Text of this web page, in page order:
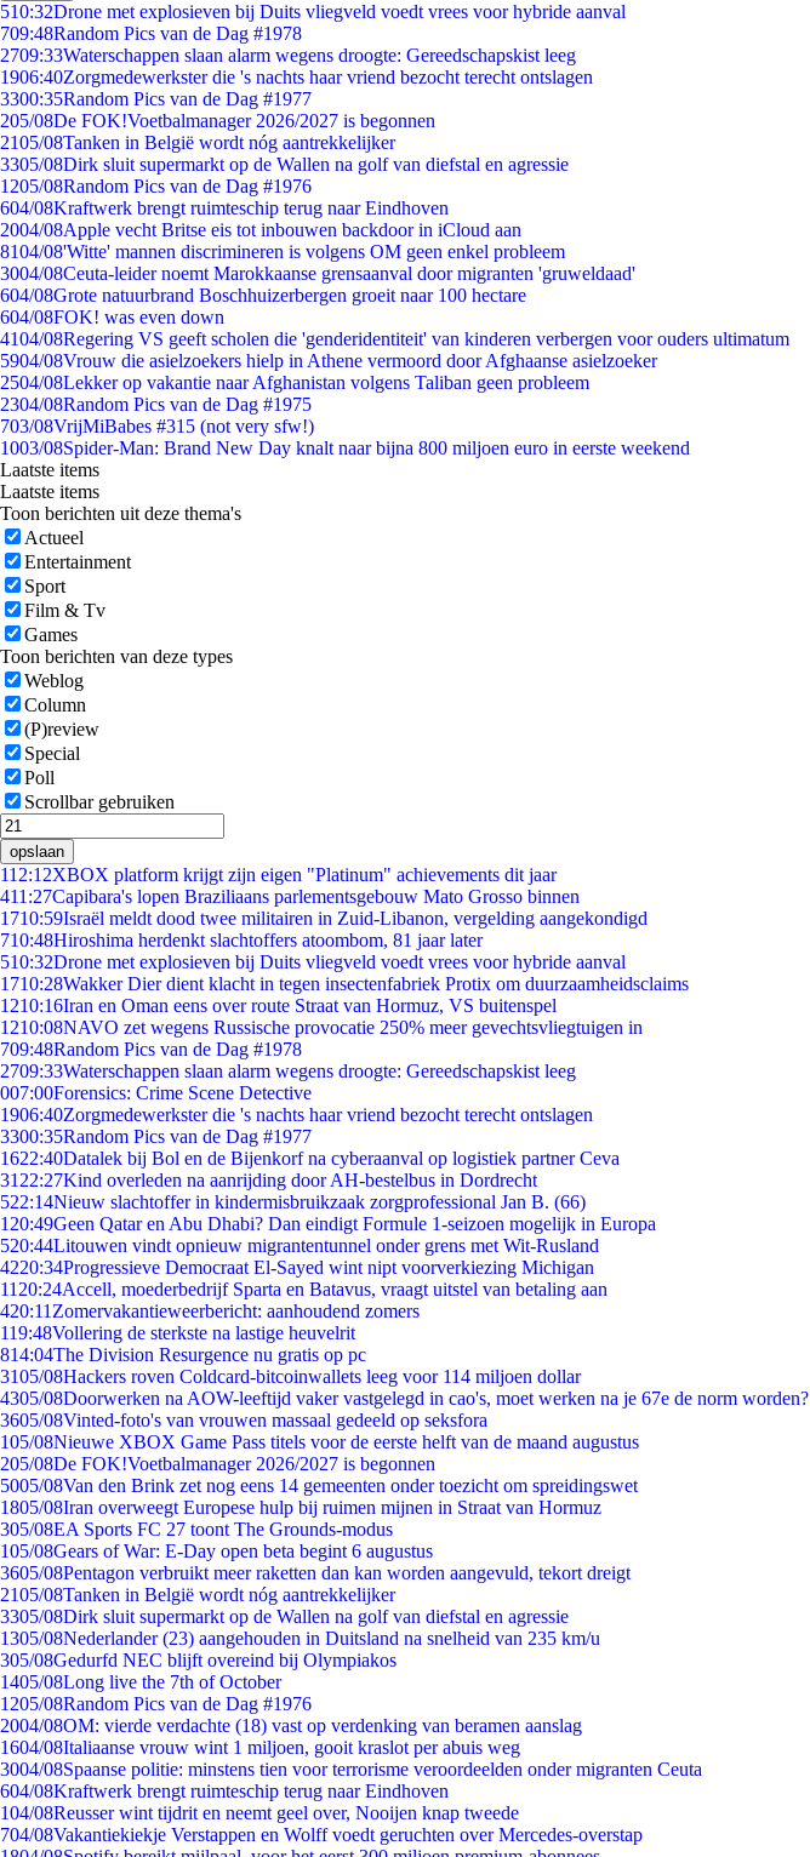
510:32Drone met explosieven bij Duits vliegveld voedt vrees voor hybride aanval
709:48Random Pics van de Dag #1978
2709:33Waterschappen slaan alarm wegens droogte: Gereedschapskist leeg
1906:40Zorgmedewerkster die 's nachts haar vriend bezocht terecht ontslagen
3300:35Random Pics van de Dag #1977
205/08De FOK!Voetbalmanager 2026/2027 is begonnen
2105/08Tanken in België wordt nóg aantrekkelijker
3305/08Dirk sluit supermarkt op de Wallen na golf van diefstal en agressie
1205/08Random Pics van de Dag #1976
604/08Kraftwerk brengt ruimteschip terug naar Eindhoven
2004/08Apple vecht Britse eis tot inbouwen backdoor in iCloud aan
8104/08'Witte' mannen discrimineren is volgens OM geen enkel probleem
3004/08Ceuta-leider noemt Marokkaanse grensaanval door migranten 'gruweldaad'
604/08Grote natuurbrand Boschhuizerbergen groeit naar 100 hectare
604/08FOK! was even down
4104/08Regering VS geeft scholen die 'genderidentiteit' van kinderen verbergen voor ouders ultimatum
5904/08Vrouw die asielzoekers hielp in Athene vermoord door Afghaanse asielzoeker
2504/08Lekker op vakantie naar Afghanistan volgens Taliban geen probleem
2304/08Random Pics van de Dag #1975
703/08VrijMiBabes #315 (not very sfw!)
1003/08Spider-Man: Brand New Day knalt naar bijna 800 miljoen euro in eerste weekend
Laatste items
Laatste items
Toon berichten uit deze thema's
Actueel
Entertainment
Sport
Film & Tv
Games
Toon berichten van deze types
Weblog
Column
(P)review
Special
Poll
Scrollbar gebruiken
opslaan
112:12XBOX platform krijgt zijn eigen "Platinum" achievements dit jaar
411:27Capibara's lopen Braziliaans parlementsgebouw Mato Grosso binnen
1710:59Israël meldt dood twee militairen in Zuid-Libanon, vergelding aangekondigd
710:48Hiroshima herdenkt slachtoffers atoombom, 81 jaar later
510:32Drone met explosieven bij Duits vliegveld voedt vrees voor hybride aanval
1710:28Wakker Dier dient klacht in tegen insectenfabriek Protix om duurzaamheidsclaims
1210:16Iran en Oman eens over route Straat van Hormuz, VS buitenspel
1210:08NAVO zet wegens Russische provocatie 250% meer gevechtsvliegtuigen in
709:48Random Pics van de Dag #1978
2709:33Waterschappen slaan alarm wegens droogte: Gereedschapskist leeg
007:00Forensics: Crime Scene Detective
1906:40Zorgmedewerkster die 's nachts haar vriend bezocht terecht ontslagen
3300:35Random Pics van de Dag #1977
1622:40Datalek bij Bol en de Bijenkorf na cyberaanval op logistiek partner Ceva
31 22:27Kind overleden na aanrijding door AH-bestelbus in Dordrecht
522:14Nieuw slachtoffer in kindermisbruikzaak zorgprofessional Jan B. (66)
1 20:49Geen Qatar en Abu Dhabi? Dan eindigt Formule 1-seizoen mogelijk in Europa
520:44Litouwen vindt opnieuw migrantentunnel onder grens met Wit-Rusland
4220:34Progressieve Democraat El-Sayed wint nipt voorverkiezing Michigan
11 20:24Accell, moederbedrijf Sparta en Batavus, vraagt uitstel van betaling aan
420:11 Zomervakantieweerbericht: aanhoudend zomers
119:48Vollering de sterkste na lastige heuvelrit
814:04The Division Resurgence nu gratis op pc
3105/08Hackers roven Coldcard-bitcoinwallets leeg voor 114 miljoen dollar
4305/08Doorwerken na AOW-leeftijd vaker vastgelegd in cao's, moet werken na je 67e de norm worden?
3605/08Vinted-foto's van vrouwen massaal gedeeld op seksfora
105/08Nieuwe XBOX Game Pass titels voor de eerste helft van de maand augustus
205/08De FOK!Voetbalmanager 2026/2027 is begonnen
5005/08Van den Brink zet nog eens 14 gemeenten onder toezicht om spreidingswet
1805/08Iran overweegt Europese hulp bij ruimen mijnen in Straat van Hormuz
305/08EA Sports FC 27 toont The Grounds-modus
105/08Gears of War: E-Day open beta begint 6 augustus
3605/08Pentagon verbruikt meer raketten dan kan worden aangevuld, tekort dreigt
2105/08Tanken in België wordt nóg aantrekkelijker
3305/08Dirk sluit supermarkt op de Wallen na golf van diefstal en agressie
1305/08Nederlander (23) aangehouden in Duitsland na snelheid van 235 km/u
305/08Gedurfd NEC blijft overeind bij Olympiakos
1405/08Long live the 7th of October
1205/08Random Pics van de Dag #1976
2004/08OM: vierde verdachte (18) vast op verdenking van beramen aanslag
1604/08Italiaanse vrouw wint 1 miljoen, gooit kraslot per abuis weg
3004/08Spaanse politie: minstens tien voor terrorisme veroordeelden onder migranten Ceuta
604/08Kraftwerk brengt ruimteschip terug naar Eindhoven
104/08Reusser wint tijdrit en neemt geel over, Nooijen knap tweede
704/08Vakantiekiekje Verstappen en Wolff voedt geruchten over Mercedes-overstap